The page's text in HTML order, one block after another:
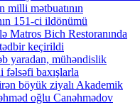
milli mətbuatının
151-ci ildönümü
Matros Bich Restoranında
keçirildi
yaradan, mühəndislik
fəlsəfi baxışlarla
böyük ziyalı Akademik
oğlu Canəhmədov